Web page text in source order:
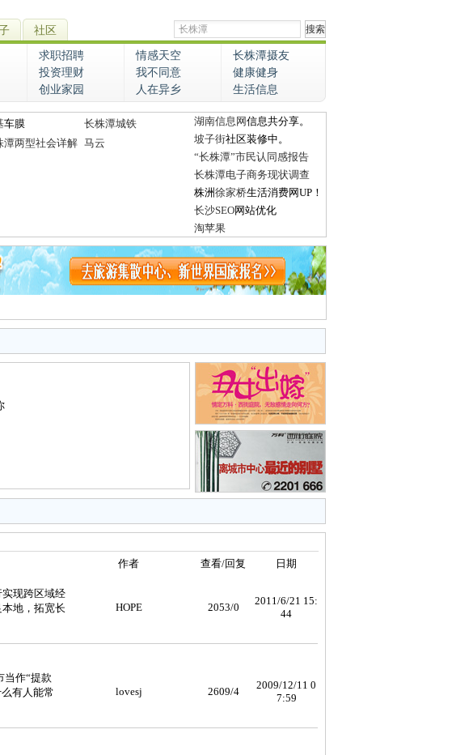
社区
求职招聘 情感天空
长株潭摄友
投资理财 我不同意
健康健身
创业家园 人在异乡 生活信息
车膜
长株潭城铁
潭两型社会详解 马云
湖南信息网信息共分享。
坡子街社区装修中。
“长株潭”市民认同感报告
长株潭电子商务现状调查
株洲徐家桥生活消费网UP！
长沙SEO网站优化
淘苹果
作者 查看/回复
日期
现跨区域经
地，拓宽长
HOPE 2053/0
2011/6/21 15:
44
当作“提款
有人能常
lovesj 2609/4
2009/12/11 0
7:59